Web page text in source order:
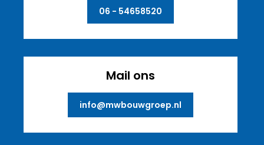
06 - 54658520
Mail ons
info@mwbouwgroep.nl